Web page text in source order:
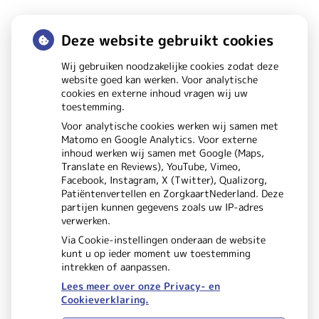
d
o
Huisarts Boschdijk
Douglashout32B
5621 DEEindhoven
Uw Zorg Online
Deze website gebruikt cookies
Wij gebruiken noodzakelijke cookies zodat deze
website goed kan werken. Voor analytische
cookies en externe inhoud vragen wij uw
toestemming.
Voor analytische cookies werken wij samen met
Matomo en Google Analytics. Voor externe
inhoud werken wij samen met Google (Maps,
Translate en Reviews), YouTube, Vimeo,
Facebook, Instagram, X (Twitter), Qualizorg,
Patiëntenvertellen en ZorgkaartNederland. Deze
partijen kunnen gegevens zoals uw IP-adres
verwerken.
Via Cookie-instellingen onderaan de website
kunt u op ieder moment uw toestemming
intrekken of aanpassen.
Lees meer over onze Privacy- en
Cookieverklaring.